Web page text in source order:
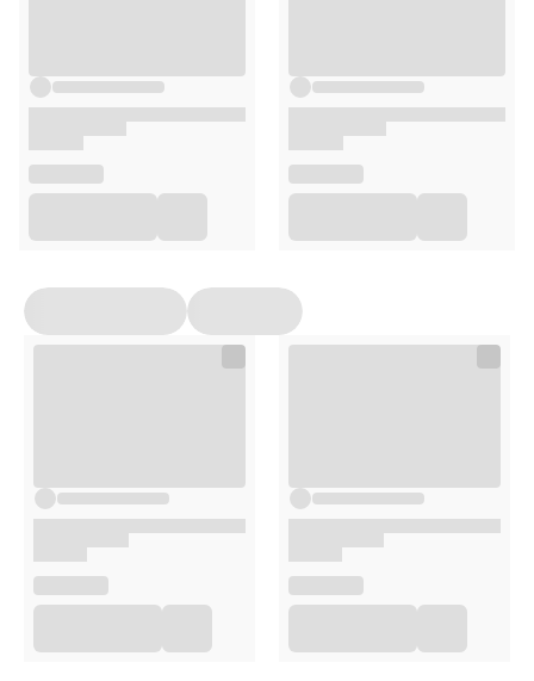
Cinnamal, Geraniol, Citral, Geranyl Acetate.
*Składniki pochodzenia naturalnego
Opakowanie